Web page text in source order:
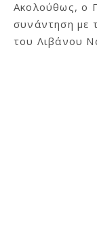
Ακολούθως, ο
συνάντηση με
του Λιβάνου